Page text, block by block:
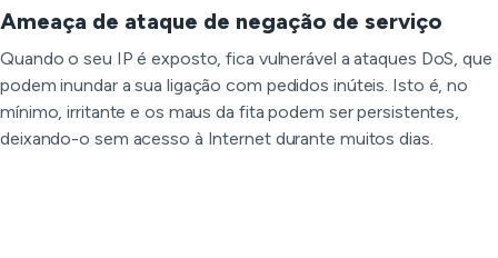
Ameaça de ataque de negação de serviço
Quando o seu IP é exposto, fica vulnerável a ataques DoS, que
podem inundar a sua ligação com pedidos inúteis. Isto é, no
mínimo, irritante e os maus da fita podem ser persistentes,
deixando-o sem acesso à Internet durante muitos dias.